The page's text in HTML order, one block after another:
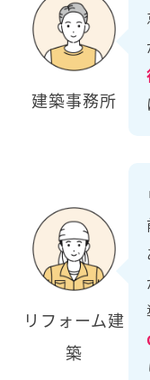
建築事務所
リフォーム建
築